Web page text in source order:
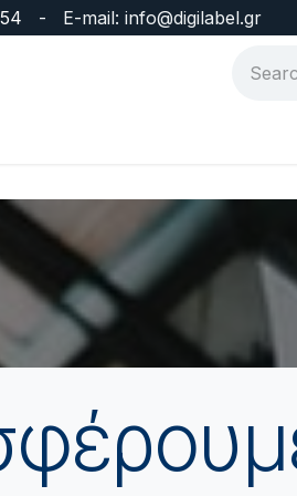
- E-mail: info@digilabel.gr